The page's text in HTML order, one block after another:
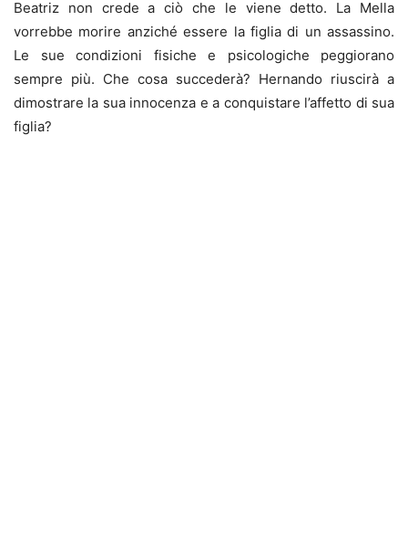
Beatriz non crede a ciò che le viene detto. La Mella
vorrebbe morire anziché essere la figlia di un assassino.
Le sue condizioni fisiche e psicologiche peggiorano
sempre più. Che cosa succederà? Hernando riuscirà a
dimostrare la sua innocenza e a conquistare l’affetto di sua
figlia?